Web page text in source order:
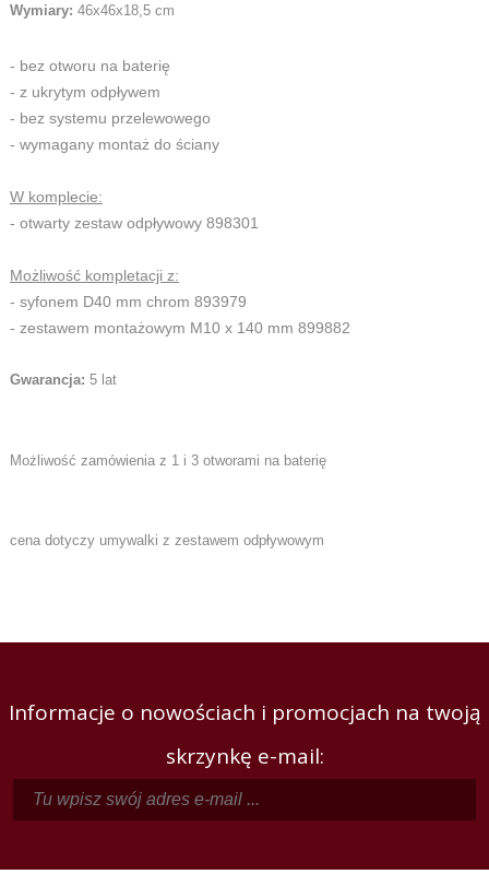
Wymiary: 46x46x18,5 cm
- bez otworu na baterię
- z ukrytym odpływem
- bez systemu przelewowego
- wymagany montaż do ściany
W komplecie:
- otwarty zestaw odpływowy 898301
Możliwość kompletacji z:
- syfonem D40 mm chrom 893979
- zestawem montażowym M10 x 140 mm 899882
Gwarancja: 5 lat
Możliwość zamówienia z 1 i 3 otworami na baterię
cena dotyczy umywalki z zestawem odpływowym
Informacje o nowościach i promocjach na twoją
skrzynkę e-mail: